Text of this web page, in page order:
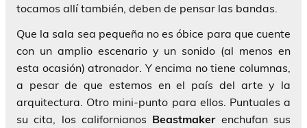
tocamos allí también, deben de pensar las bandas.
Que la sala sea pequeña no es óbice para que cuente
con un amplio escenario y un sonido (al menos en
esta ocasión) atronador. Y encima no tiene columnas,
a pesar de que estemos en el país del arte y la
arquitectura. Otro mini-punto para ellos. Puntuales a
su cita, los californianos Beastmakerenchufan sus